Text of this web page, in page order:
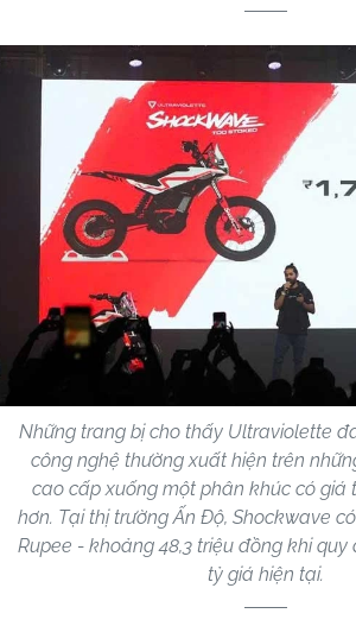
Những trang bị cho thấy Ultraviolette
công nghệ thường xuất hiện trên
cao cấp xuống một phân khúc có giá
hơn. Tại thị trường Ấn Độ, Shockwave
Rupee - khoảng 48,3 triệu đồng khi quy
tỷ giá hiện tại.